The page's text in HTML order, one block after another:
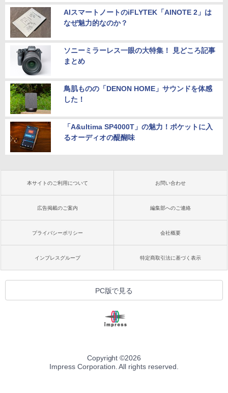
AIスマートノートのiFLYTEK「AINOTE 2」は
なぜ魅力的なのか？
ソニーミラーレス一眼の大特集！ 見どころ記事
まとめ
鳥肌ものの「DENON HOME」サウンドを体感
した！
「A&ultima SP4000T」の魅力！ポケットに入
るオーディオの醍醐味
本サイトのご利用について お問い合わせ
広告掲載のご案内 編集部へのご連絡
プライバシーポリシー 会社概要
インプレスグループ 特定商取引法に基づく表示
PC版で見る
Copyright ©2026
Impress Corporation. All rights reserved.